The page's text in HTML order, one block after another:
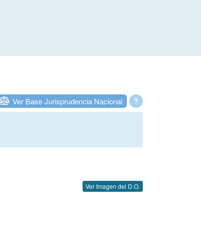
?
Ver Base Jurisprudencia Nacional
Ver Imagen del D.O.